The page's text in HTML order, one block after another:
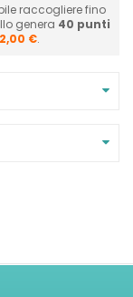
raccogliere fino
genera 40 punti
2,00 €.